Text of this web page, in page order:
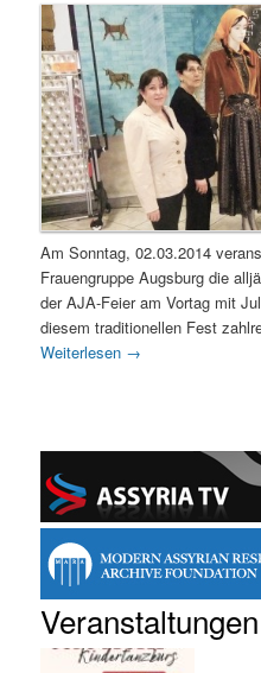
Am Sonntag, 02.03.2014
Frauengruppe Augsburg die
der AJA-Feier am Vortag mit
diesem traditionellen Fest
Weiterlesen →
Veranstaltungen